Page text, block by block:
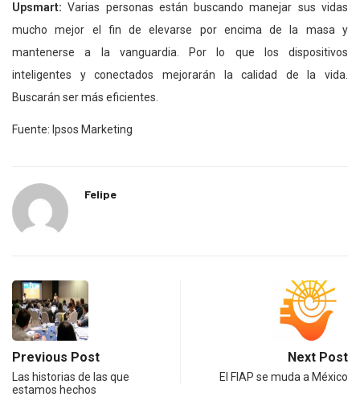
Upsmart: Varias personas están buscando manejar sus vidas
mucho mejor el fin de elevarse por encima de la masa y
mantenerse a la vanguardia. Por lo que los dispositivos
inteligentes y conectados mejorarán la calidad de la vida.
Buscarán ser más eficientes.
Fuente: Ipsos Marketing
Felipe
Previous Post
Las historias de las que
estamos hechos
Next Post
El FIAP se muda a México